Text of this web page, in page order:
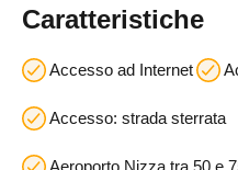
Caratteristiche
Accesso ad Internet
Accesso: strada sterrata